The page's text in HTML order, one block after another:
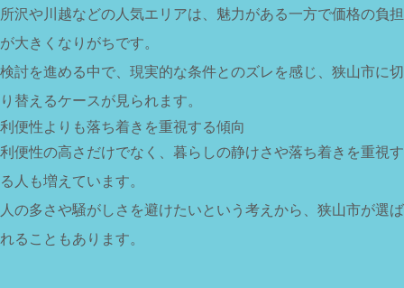
所沢や川越などの人気エリアは、魅力がある一方で価格の負担
が大きくなりがちです。
検討を進める中で、現実的な条件とのズレを感じ、狭山市に切
り替えるケースが見られます。
利便性よりも落ち着きを重視する傾向
利便性の高さだけでなく、暮らしの静けさや落ち着きを重視す
る人も増えています。
人の多さや騒がしさを避けたいという考えから、狭山市が選ば
れることもあります。